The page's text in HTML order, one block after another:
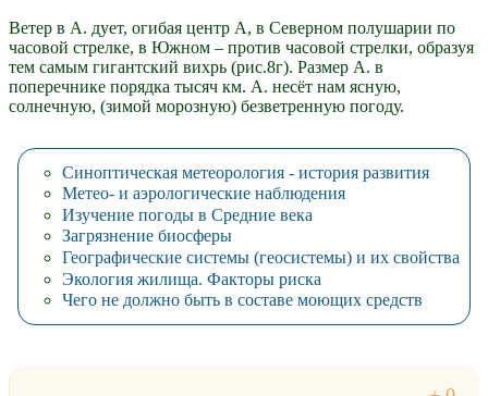
Ветер в А. дует, огибая центр А, в Северном полушарии по
часовой стрелке, в Южном – против часовой стрелки, образуя
тем самым гигантский вихрь (рис.8г). Размер А. в
поперечнике порядка тысяч км. А. несёт нам ясную,
солнечную, (зимой морозную) безветренную погоду.
Синоптическая метеорология - история развития
Метео- и аэрологические наблюдения
Изучение погоды в Средние века
Загрязнение биосферы
Географические системы (геосистемы) и их свойства
Экология жилища. Факторы риска
Чего не должно быть в составе моющих средств